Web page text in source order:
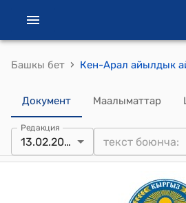
Башкы бет ›
Документ Маалыматтар
Редакция
13.02.2023